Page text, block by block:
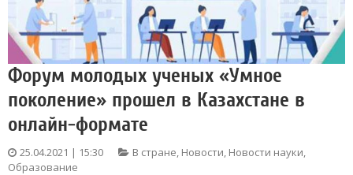
Форум молодых ученых «Умное
поколение» прошел в Казахстане в
онлайн-формате
25.04.2021 | 15:30 В стране, Новости, Новости науки,
Образование